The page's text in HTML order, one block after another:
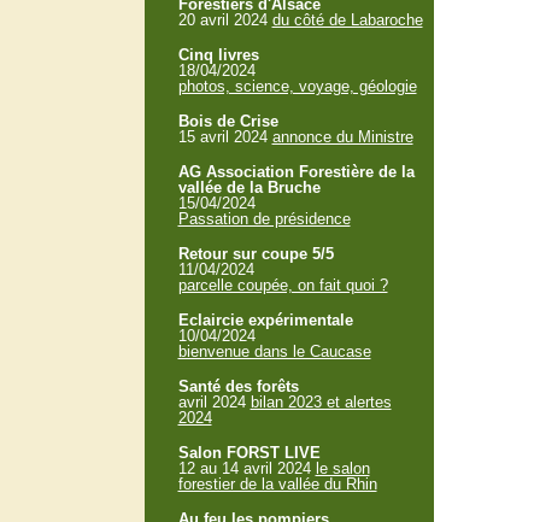
Forestiers d'Alsace
20 avril 2024 du côté de Labaroche
Cinq livres
18/04/2024
photos, science, voyage, géologie
Bois de Crise
15 avril 2024 annonce du Ministre
AG Association Forestière de la
vallée de la Bruche
15/04/2024
Passation de présidence
Retour sur coupe 5/5
11/04/2024
parcelle coupée, on fait quoi ?
Eclaircie expérimentale
10/04/2024
bienvenue dans le Caucase
Santé des forêts
avril 2024 bilan 2023 et alertes
2024
Salon FORST LIVE
12 au 14 avril 2024 le salon
forestier de la vallée du Rhin